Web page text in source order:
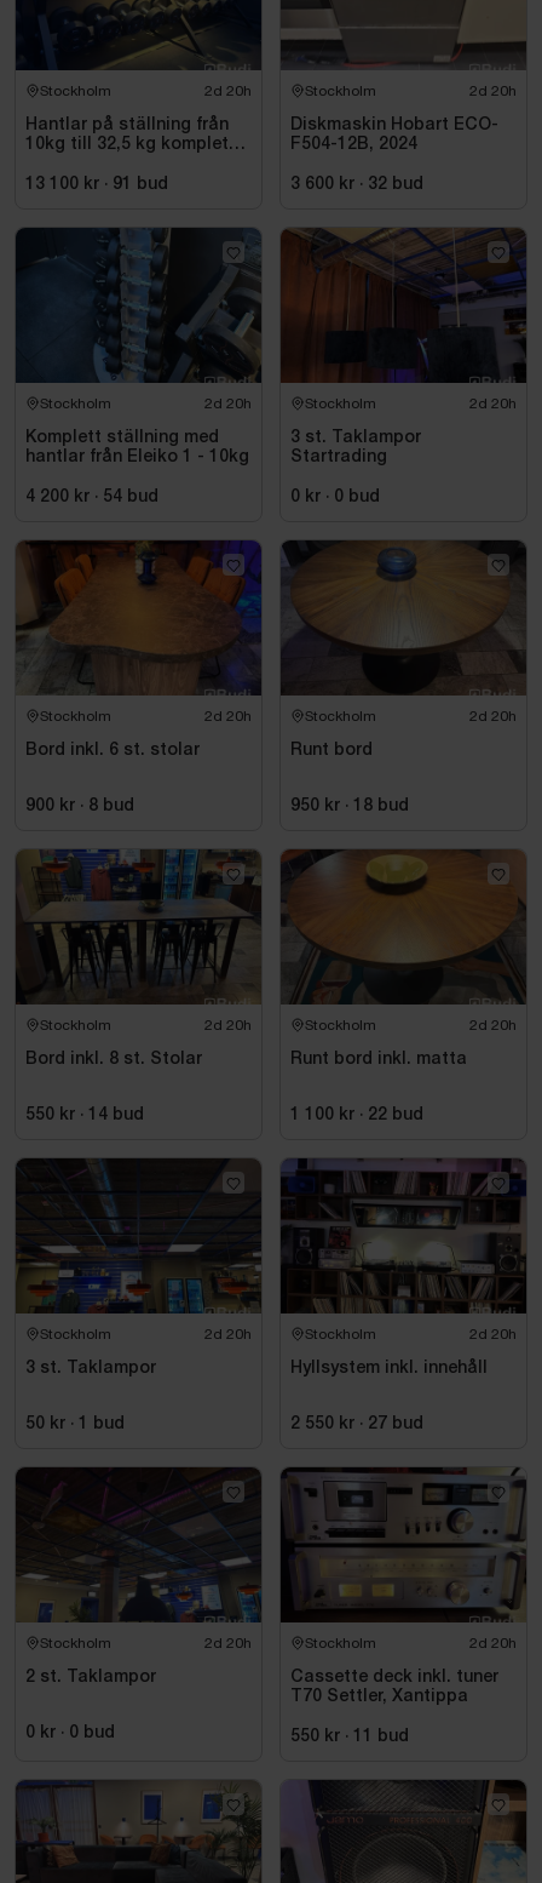
Stockholm 2d 20h
Hantlar på ställning från
10kg till 32,5 kg komplett
13 100 kr · 91 bud
Stockholm 2d 20h
Diskmaskin Hobart ECO-
F504-12B, 2024
3 600 kr · 32 bud
Stockholm 2d 20h
Komplett ställning med
hantlar från Eleiko 1 - 10kg
4 200 kr · 54 bud
Stockholm 2d 20h
3 st. Taklampor
Startrading
0 kr · 0 bud
Stockholm 2d 20h
Bord inkl. 6 st. stolar
900 kr · 8 bud
Stockholm 2d 20h
Runt bord
950 kr · 18 bud
Stockholm 2d 20h
Bord inkl. 8 st. Stolar
550 kr · 14 bud
Stockholm 2d 20h
Runt bord inkl. matta
1 100 kr · 22 bud
Stockholm 2d 20h
3 st. Taklampor
50 kr · 1 bud
Stockholm 2d 20h
Hyllsystem inkl. innehåll
2 550 kr · 27 bud
Stockholm 2d 20h
2 st. Taklampor
0 kr · 0 bud
Stockholm 2d 20h
Cassette deck inkl. tuner
T70 Settler, Xantippa
550 kr · 11 bud